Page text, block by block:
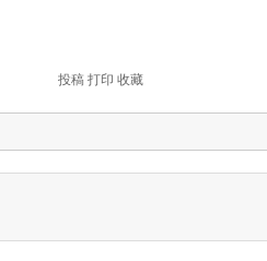
投稿 打印 收藏